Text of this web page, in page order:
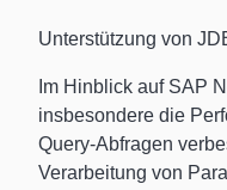
Unterstützung von
Im Hinblick auf SAP
insbesondere die
Query-Abfragen
Verarbeitung von